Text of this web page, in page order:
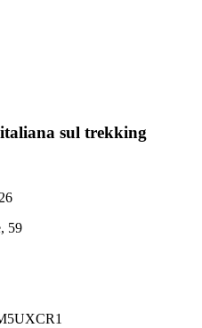
sul trekking
59